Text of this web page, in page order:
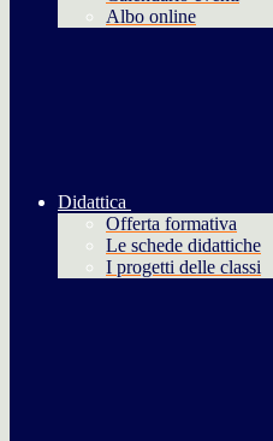
Albo online
Didattica
Offerta formativa
Le schede didattiche
I progetti delle classi